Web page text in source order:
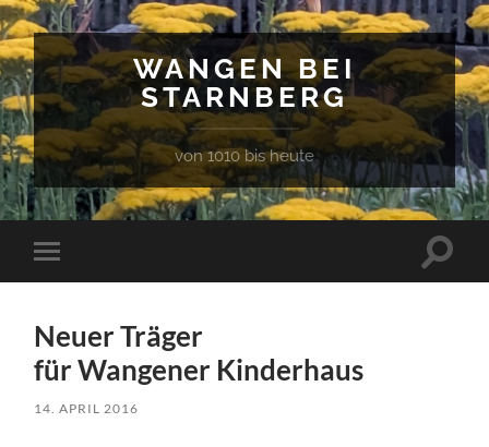
WANGEN BEI
STARNBERG
von 1010 bis heute
Mobile-
Menü
Neuer Träger
für Wangener Kinderhaus
14. APRIL 2016